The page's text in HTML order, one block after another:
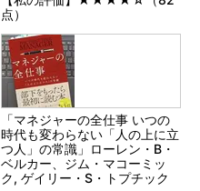
点）
「マネジャーの全仕事 いつの
時代も変わらない「人の上に立
つ人」の常識」ローレン・B・
ベルカー、ジム・マコーミッ
ク, ゲイリー・S・トプチック